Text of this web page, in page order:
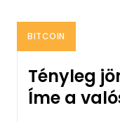
BITCOIN
Tényleg
Íme a